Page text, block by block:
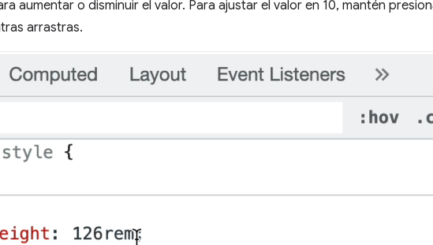
aumentar o disminuir el valor. Para ajustar el valor en 10, mantén
arrastras.